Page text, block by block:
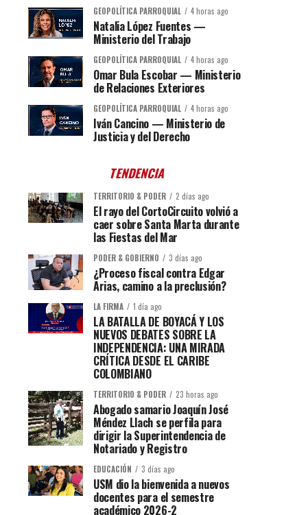
GEOPOLÍTICA PARROQUIAL 4 horas ago
Natalia López Fuentes —
Ministerio del Trabajo
GEOPOLÍTICA PARROQUIAL 4 horas ago
Omar Bula Escobar — Ministerio
de Relaciones Exteriores
GEOPOLÍTICA PARROQUIAL 4 horas ago
Iván Cancino — Ministerio de
Justicia y del Derecho
TENDENCIA
TERRITORIO & PODER 2 días ago
El rayo del CortoCircuito volvió a
caer sobre Santa Marta durante
las Fiestas del Mar
PODER & GOBIERNO 3 días ago
¿Proceso fiscal contra Edgar
Arias, camino a la preclusión?
LA FIRMA 1 día ago
LA BATALLA DE BOYACÁ Y LOS
NUEVOS DEBATES SOBRE LA
INDEPENDENCIA: UNA MIRADA
CRÍTICA DESDE EL CARIBE
COLOMBIANO
TERRITORIO & PODER 23 horas ago
Abogado samario Joaquín José
Méndez Llach se perfila para
dirigir la Superintendencia de
Notariado y Registro
EDUCACIÓN 3 días ago
USM dio la bienvenida a nuevos
docentes para el semestre
académico 2026-2